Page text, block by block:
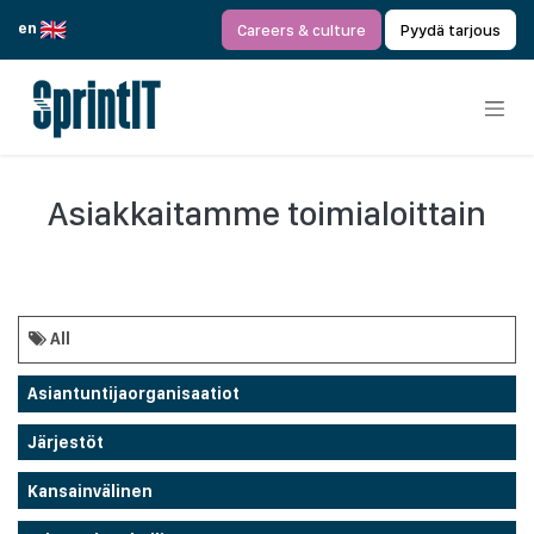
en
Careers & culture Pyydä tarjous
Asiakkaitamme toimialoittain
All
Asiantuntijaorganisaatiot
Järjestöt
Kansainvälinen